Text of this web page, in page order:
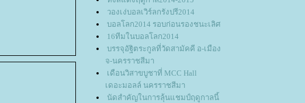
วองเง่บอลเวิร์ลกรังปรี2014
บอลโลก2014 รอบก่อนรองชนะเลิศ
16ทีมในบอลโลก2014
บรรจุอัฐิตระกูลที่วัดสามัคคี อ-เมือง
จ-นครราชสีมา
เดือนวิสาขบูชาที่ MCC Hall
เดอะมอลล์ นครราชสีมา
นัดสำคัญในการลุ้นแชมป์ฤดูกาลนี้